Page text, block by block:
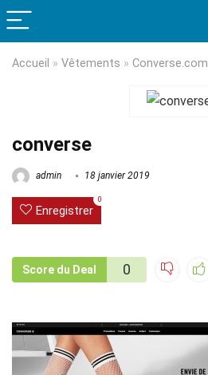
Accueil » Vêtements » Converse.com
converse
admin 18 janvier 2019
Enregistrer
0
Score du Deal 0